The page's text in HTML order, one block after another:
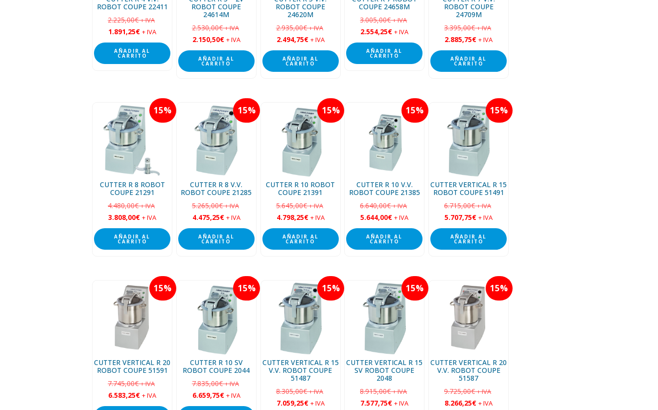
ROBOT COUPE 22411
2.225,00€ + IVA
1.891,25€ + IVA
AÑADIR AL
CARRITO
ROBOT COUPE
24614M
2.530,00€ + IVA
2.150,50€ + IVA
AÑADIR AL
CARRITO
ROBOT COUPE
24620M
2.935,00€ + IVA
2.494,75€ + IVA
AÑADIR AL
CARRITO
COUPE 24658M
3.005,00€ + IVA
2.554,25€ + IVA
AÑADIR AL
CARRITO
ROBOT COUPE
24709M
3.395,00€ + IVA
2.885,75€ + IVA
AÑADIR AL
CARRITO
15
CUTTER R 8 ROBOT
COUPE 21291
4.480,00€ + IVA
3.808,00€ + IVA
AÑADIR AL
CARRITO
15
CUTTER R 8 V.V.
ROBOT COUPE 21285
5.265,00€ + IVA
4.475,25€ + IVA
AÑADIR AL
CARRITO
15
CUTTER R 10 ROBOT
COUPE 21391
5.645,00€ + IVA
4.798,25€ + IVA
AÑADIR AL
CARRITO
15
CUTTER R 10 V.V.
ROBOT COUPE 21385
6.640,00€ + IVA
5.644,00€ + IVA
AÑADIR AL
CARRITO
15
CUTTER VERTICAL R 15
ROBOT COUPE 51491
6.715,00€ + IVA
5.707,75€ + IVA
AÑADIR AL
CARRITO
15
CUTTER VERTICAL R 20
ROBOT COUPE 51591
7.745,00€ + IVA
6.583,25€ + IVA
15
CUTTER R 10 SV
ROBOT COUPE 2044
7.835,00€ + IVA
6.659,75€ + IVA
15
CUTTER VERTICAL R 15
V.V. ROBOT COUPE
51487
8.305,00€ + IVA
7.059,25€ + IVA
15
CUTTER VERTICAL R 15
SV ROBOT COUPE
2048
8.915,00€ + IVA
7.577,75€ + IVA
15
CUTTER VERTICAL R 20
V.V. ROBOT COUPE
51587
9.725,00€ + IVA
8.266,25€ + IVA